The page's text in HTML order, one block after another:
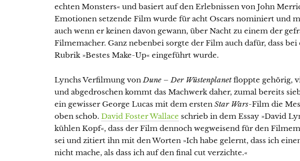
echten Monsters« und basiert auf den Erlebnissen von John
Emotionen setzende Film wurde für acht Oscars nominiert und
auch wenn er keinen davon gewann, über Nacht zu einem der
Filmemacher. Ganz nebenbei sorgte der Film auch dafür, dass bei
Rubrik »Bestes Make-Up« eingeführt wurde.
Lynchs Verfilmung vonDune – Der Wüstenplanetfloppte gehörig,
und abgedroschen kommt das Machwerk daher, zumal bereits
ein gewisser George Lucas mit dem ersten Star Wars-Film die
oben schob. David Foster Wallace schrieb in dem Essay »David
kühlen Kopf«, dass der Film dennoch wegweisend für den
sei und zitiert ihn mit den Worten »Ich habe gelernt, dass ich
nicht mache, als dass ich auf den final cut verzichte.«